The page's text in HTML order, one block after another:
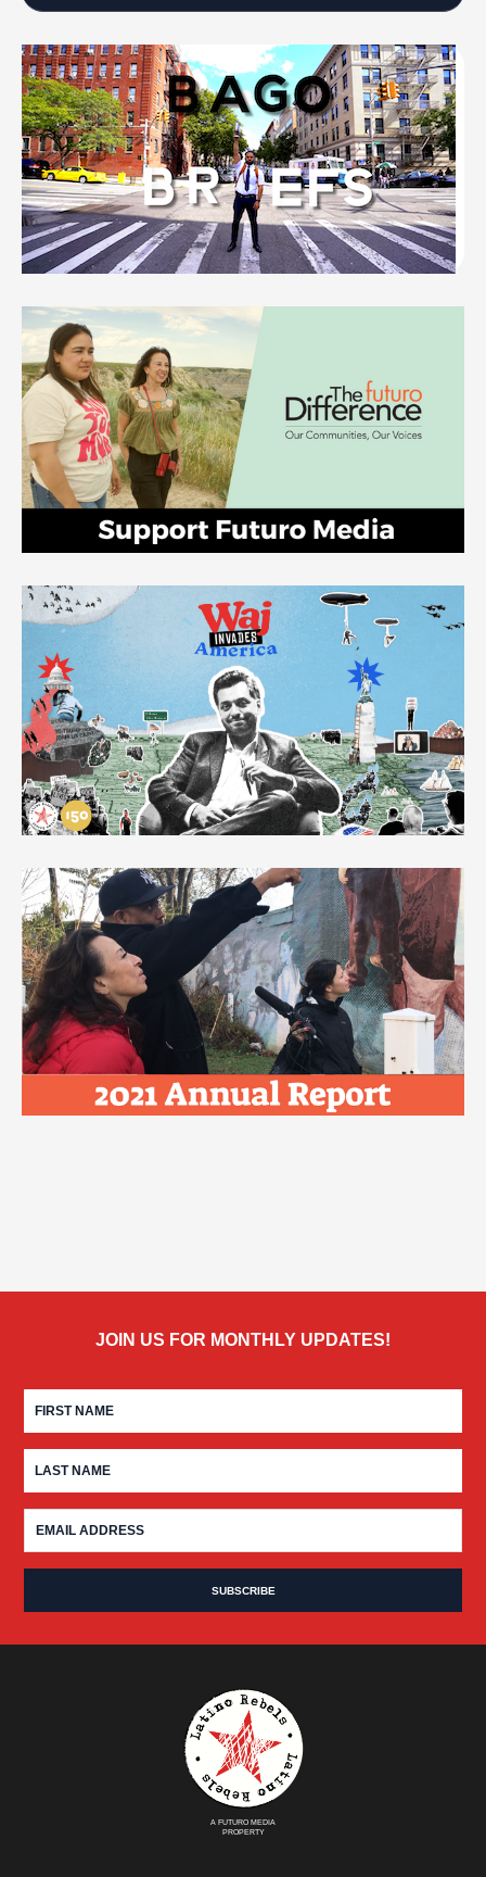
JOIN US FOR MONTHLY UPDATES!
A FUTURO MEDIA
PROPERTY